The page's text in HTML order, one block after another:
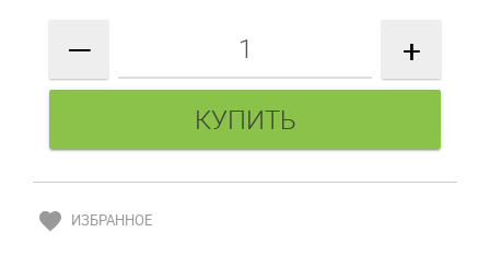
— +
favorite ИЗБРАННОЕ